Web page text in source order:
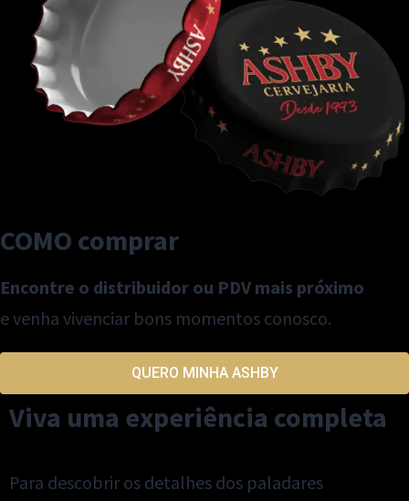
COMO comprar
Encontre o distribuidor ou PDV mais próximo
e venha vivenciar bons momentos conosco.
QUERO MINHA ASHBY
Viva uma experiência completa
Para descobrir os detalhes dos paladares